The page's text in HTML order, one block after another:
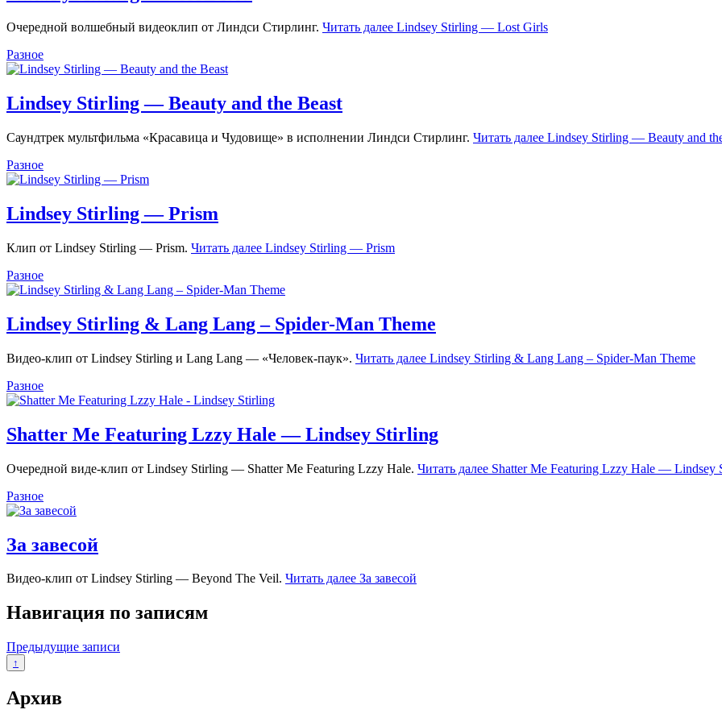
Очередной волшебный видеоклип от Линдси Стирлинг. Читать далее Lindsey Stirling — Lost Girls
Разное
Lindsey Stirling — Beauty and the Beast
Саундтрек мультфильма «Красавица и Чудовище» в исполнении Линдси Стирлинг. Читать далее Lindsey Stirling — Beauty and
Разное
Lindsey Stirling — Prism
Клип от Lindsey Stirling — Prism. Читать далее Lindsey Stirling — Prism
Разное
Lindsey Stirling & Lang Lang – Spider-Man Theme
Видео-клип от Lindsey Stirling и Lang Lang — «Человек-паук». Читать далее Lindsey Stirling & Lang Lang – Spider-Man Theme
Разное
Shatter Me Featuring Lzzy Hale — Lindsey Stirling
Очередной виде-клип от Lindsey Stirling — Shatter Me Featuring Lzzy Hale. Читать далее Shatter Me Featuring Lzzy Hale — Lindsey
Разное
За завесой
Видео-клип от Lindsey Stirling — Beyond The Veil. Читать далее За завесой
Навигация по записям
Предыдущие записи
↑
Архив